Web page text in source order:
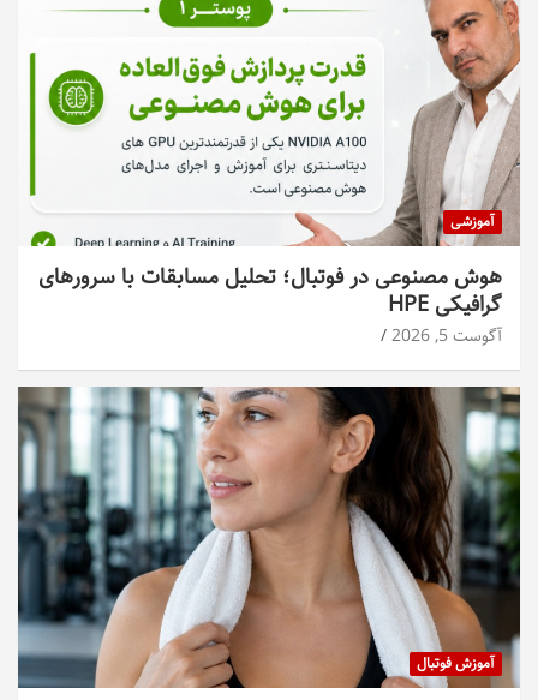
آموزشی
هوش مصنوعی در فوتبال؛ تحلیل مسابقات با سرورهای
گرافیکی HPE
آگوست 5, 2026
آموزش فوتبال